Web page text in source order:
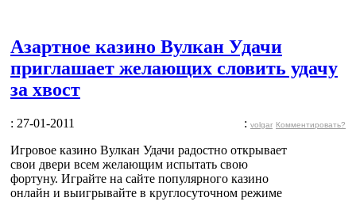
Азартное казино Вулкан Удачи
приглашает желающих словить удачу
за хвост
: 27-01-2011 : volgar Комментировать?
Игровое казино Вулкан Удачи радостно открывает
свои двери всем желающим испытать свою
фортуну. Играйте на сайте популярного казино
онлайн и выигрывайте в круглосуточном режиме